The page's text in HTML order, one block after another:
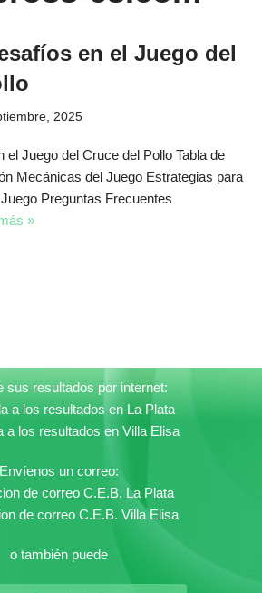
en el Juego del
2025
el Juego del Cruce del Pollo Tabla de
Mecánicas del Juego Estrategias para
Preguntas Frecuentes
»
sus resultados por internet:
a los resultados en La Plata
a los resultados en Villa Elisa
Envíenos un correo:
de correo C.E.B. La Plata
de correo C.E.B. Villa Elisa
o también puede